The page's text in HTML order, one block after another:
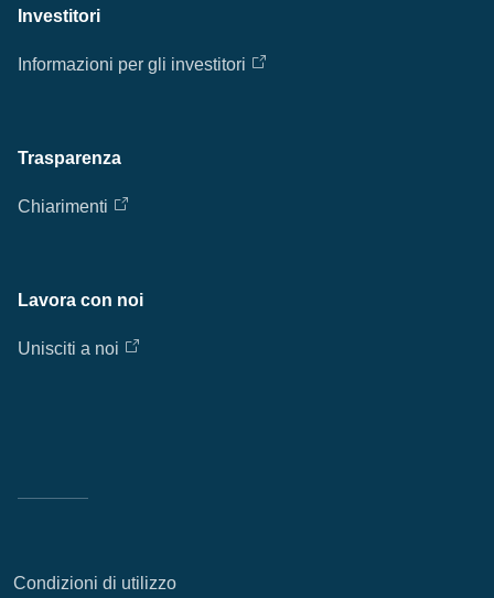
Investitori
Informazioni per gli investitori
Trasparenza
Chiarimenti
Lavora con noi
Unisciti a noi
Condizioni di utilizzo